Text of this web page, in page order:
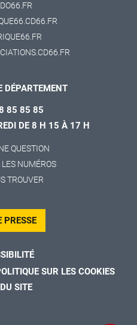
DÉPARTEMENT
85 85 85
DE 8 H 15 À 17 H
QUESTION
NUMÉROS
TROUVER
PRESSE
SUR LES COOKIES
SITE